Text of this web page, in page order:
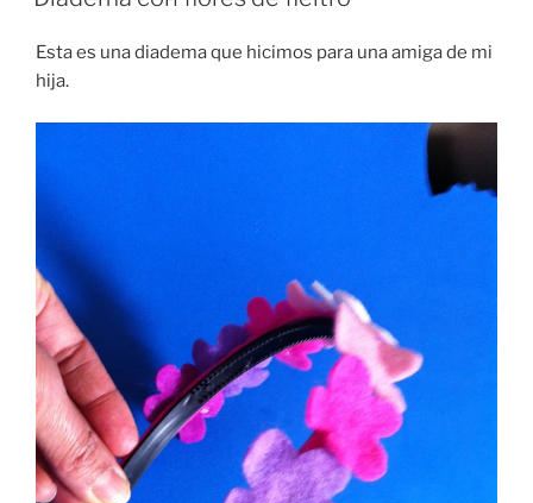
Esta es una diadema que hicimos para una amiga de mi
hija.